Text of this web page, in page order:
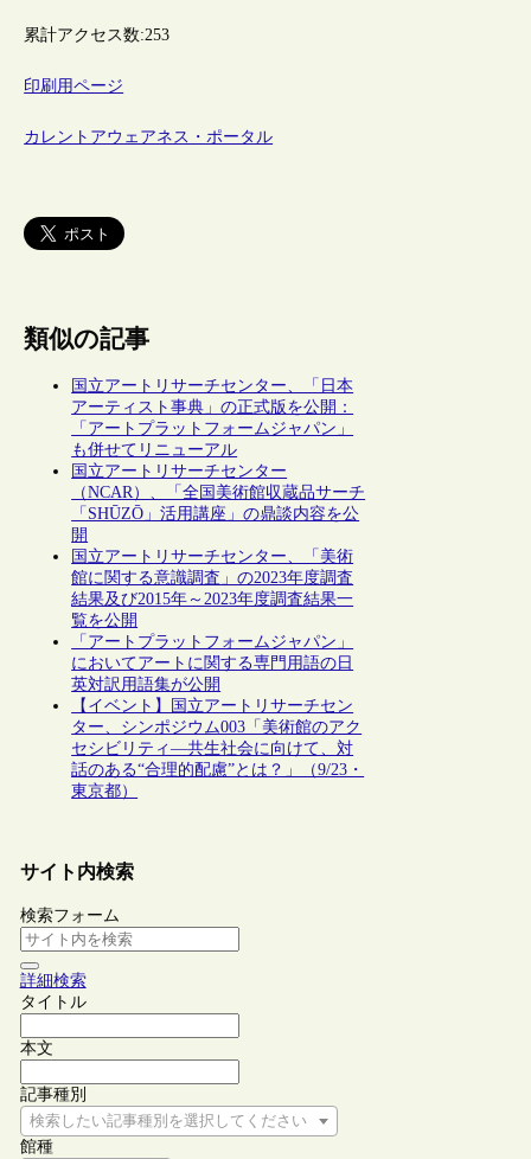
累計アクセス数:253
印刷用ページ
カレントアウェアネス・ポータル
類似の記事
国立アートリサーチセンター、「日本
アーティスト事典」の正式版を公開：
「アートプラットフォームジャパン」
も併せてリニューアル
国立アートリサーチセンター
（NCAR）、「全国美術館収蔵品サーチ
「SHŪZŌ」活用講座」の鼎談内容を公
開
国立アートリサーチセンター、「美術
館に関する意識調査」の2023年度調査
結果及び2015年～2023年度調査結果一
覧を公開
「アートプラットフォームジャパン」
においてアートに関する専門用語の日
英対訳用語集が公開
【イベント】国立アートリサーチセン
ター、シンポジウム003「美術館のアク
セシビリティ―共生社会に向けて、対
話のある“合理的配慮”とは？」（9/23・
東京都）
サイト内検索
検索フォーム
詳細検索
タイトル
本文
記事種別
検索したい記事種別を選択してください
館種